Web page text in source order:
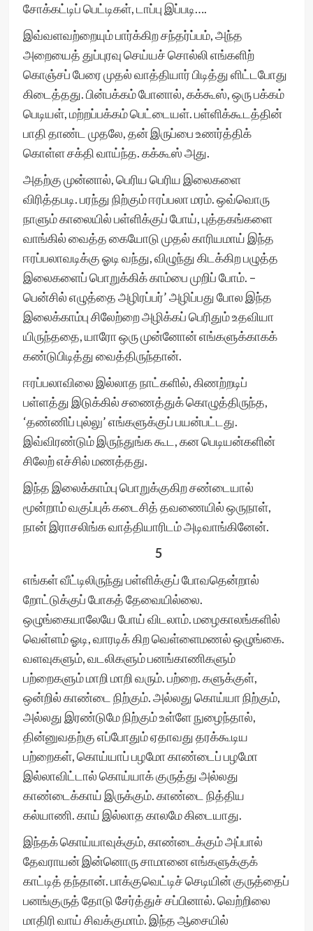
சோக்கட்டிப் பெட்டிகள், டாப்பு இப்படி….
இவ்வளவற்றையும் பார்க்கிற சந்தர்ப்பம், அந்த
அறையைத் துப்புரவு செய்யச் சொல்லி எங்களிற்
கொஞ்சப் பேரை முதல் வாத்தியார் பிடித்து ளிட்டபோது
கிடைத்தது. பின்பக்கம் போனால், கக்கூஸ், ஒரு பக்கம்
பெடியள், மற்றப்பக்கம் பெட்டையள். பள்ளிக்கூடத்தின்
பாதி தாண்ட முதலே, தன் இருப்பை உணர்த்திக்
கொள்ள சக்தி வாய்ந்த. கக்கூஸ் அது.
அதற்கு முன்னால், பெரிய பெரிய இலைகளை
விரித்தபடி. பரந்து நிற்கும் ஈரப்பலா மரம். ஒவ்வொரு
நாளும் காலையில் பள்ளிக்குப் போய், புத்தகங்களை
வாங்கில் வைத்த கையோடு முதல் காரியமாய் இந்த
ஈரப்பலாவடிக்கு ஓடி வந்து, விழுந்து கிடக்கிற பழுத்த
இலைகளைப் பொறுக்கிக் காம்பை முறிப் போம். –
பென்சில் எழுத்தை அழிரப்பர்’ அழிப்பது போல இந்த
இலைக்காம்பு சிலேற்றை அழிக்கப் பெரிதும் உதவியா
யிருந்ததை, யாரோ ஒரு முன்னோன் எங்களுக்காகக்
கண்டுபிடித்து வைத்திருந்தான்.
ஈரப்பலாவிலை இல்லாத நாட்களில், கிணற்றடிப்
பள்ளத்து இடுக்கில் சணைத்துக் கொழுத்திருந்த,
‘தண்ணிப் புல்லு’ எங்களுக்குப் பயன்பட்டது.
இவ்விரண்டும் இருந்துங்க கூட, கன பெடியன்களின்
சிலேற் எச்சில் மணத்தது.
இந்த இலைக்காம்பு பொறுக்குகிற சண்டையால்
மூன்றாம் வகுப்புக் கடைசித் தவணையில் ஒருநாள்,
நான் இராசலிங்க வாத்தியாரிடம் அடிவாங்கினேன்.
5
எங்கள் வீட்டிலிருந்து பள்ளிக்குப் போவதென்றால்
றோட்டுக்குப் போகத் தேவையில்லை.
ஒழுங்கையாலேயே போய் விடலாம். மழைகாலங்களில்
வெள்ளம் ஓடி, வாரடிக் கிற வெள்ளைமணல் ஒழுங்கை.
வளவுகளும், வடலிகளும் பனங்காணிகளும்
பற்றைகளும் மாறி மாறி வரும். பற்றை. களுக்குள்,
ஒன்றில் காண்டை நிற்கும். அல்லது கொய்யா நிற்கும்,
அல்லது இரண்டுமே நிற்கும் உள்ளே நுழைந்தால்,
தின்னுவதற்கு எப்போதும் ஏதாவது தரக்கூடிய
பற்றைகள், கொய்யாப் பழமோ காண்டைப் பழமோ
இல்லாவிட்டால் கொய்யாக் குருத்து அல்லது
காண்டைக்காய் இருக்கும். காண்டை நித்திய
கல்யாணி. காய் இல்லாத காலமே கிடையாது.
இந்தக் கொய்யாவுக்கும், காண்டைக்கும் அப்பால்
தேவராயன் இன்னொரு சாமானை எங்களுக்குக்
காட்டித் தந்தான். பாக்குவெட்டிச் செடியின் குருத்தைப்
பனங்குருத் தோடு சேர்த்துச் சப்பினால். வெற்றிலை
மாதிரி வாய் சிவக்குமாம். இந்த ஆசையில்